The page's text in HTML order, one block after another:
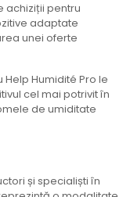
achiziții pentru
adaptate
unei oferte
Humidité Pro le
cel mai potrivit în
de umiditate
și specialiști în